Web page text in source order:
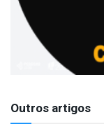
Outros artigos